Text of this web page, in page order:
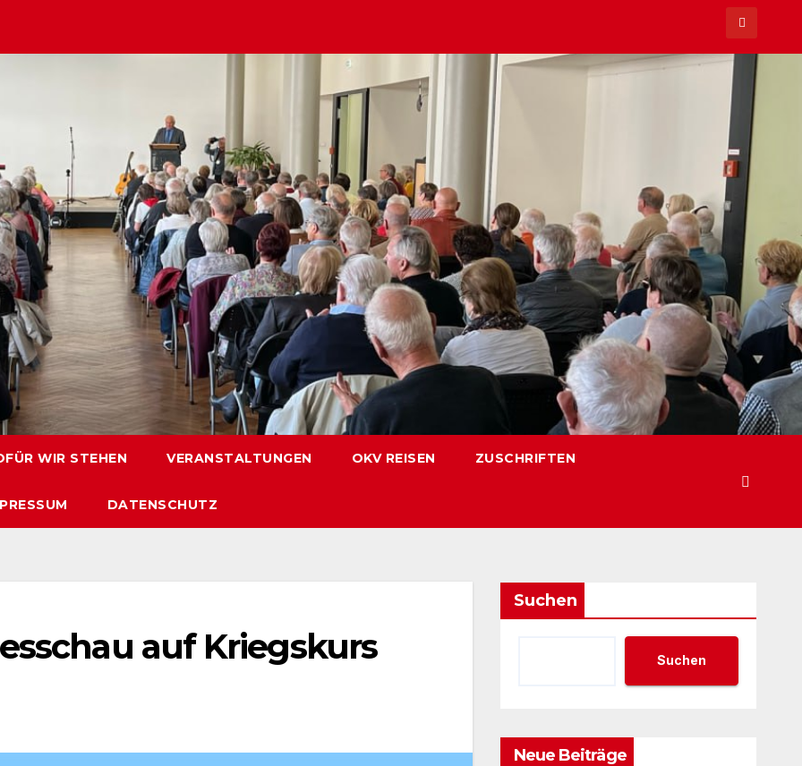
WIR STEHEN VERANSTALTUNGEN OKV REISEN ZUSCHRIFTEN
DATENSCHUTZ
auf Kriegskurs
Suchen
Suchen
Neue Beiträge